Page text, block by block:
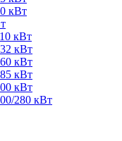
кВт
кВт
кВт
кВт
кВт
кВт
280 кВт